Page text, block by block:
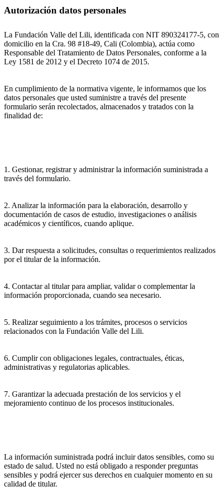
Autorización datos personales
La Fundación Valle del Lili, identificada con NIT 890324177-5, con
domicilio en la Cra. 98 #18-49, Cali (Colombia), actúa como
Responsable del Tratamiento de Datos Personales, conforme a la
Ley 1581 de 2012 y el Decreto 1074 de 2015.
En cumplimiento de la normativa vigente, le informamos que los
datos personales que usted suministre a través del presente
formulario serán recolectados, almacenados y tratados con la
finalidad de:
1. Gestionar, registrar y administrar la información suministrada a
través del formulario.
2. Analizar la información para la elaboración, desarrollo y
documentación de casos de estudio, investigaciones o análisis
académicos y científicos, cuando aplique.
3. Dar respuesta a solicitudes, consultas o requerimientos realizados
por el titular de la información.
4. Contactar al titular para ampliar, validar o complementar la
información proporcionada, cuando sea necesario.
5. Realizar seguimiento a los trámites, procesos o servicios
relacionados con la Fundación Valle del Lili.
6. Cumplir con obligaciones legales, contractuales, éticas,
administrativas y regulatorias aplicables.
7. Garantizar la adecuada prestación de los servicios y el
mejoramiento continuo de los procesos institucionales.
La información suministrada podrá incluir datos sensibles, como su
estado de salud. Usted no está obligado a responder preguntas
sensibles y podrá ejercer sus derechos en cualquier momento en su
calidad de titular.